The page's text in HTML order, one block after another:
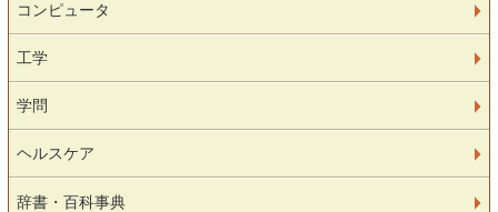
コンピュータ
工学
学問
ヘルスケア
辞書・百科事典